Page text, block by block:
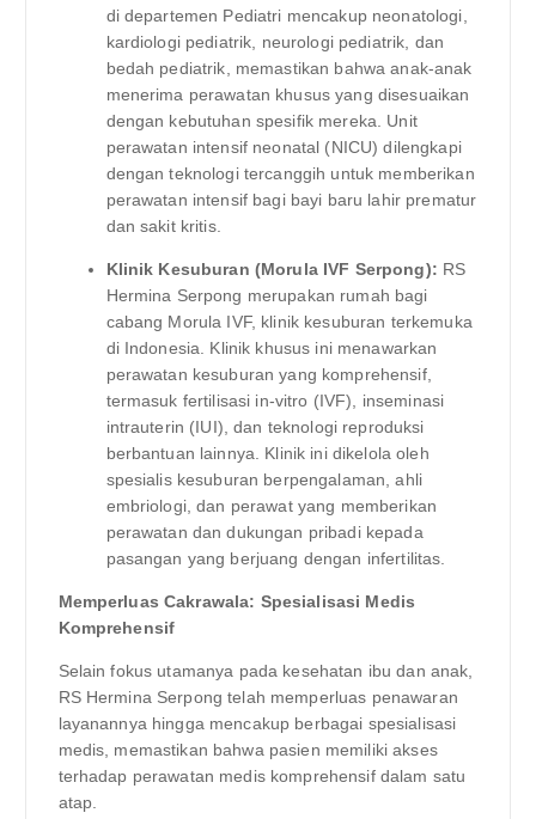
di departemen Pediatri mencakup neonatologi,
kardiologi pediatrik, neurologi pediatrik, dan
bedah pediatrik, memastikan bahwa anak-anak
menerima perawatan khusus yang disesuaikan
dengan kebutuhan spesifik mereka. Unit
perawatan intensif neonatal (NICU) dilengkapi
dengan teknologi tercanggih untuk memberikan
perawatan intensif bagi bayi baru lahir prematur
dan sakit kritis.
Klinik Kesuburan (Morula IVF Serpong): RS
Hermina Serpong merupakan rumah bagi
cabang Morula IVF, klinik kesuburan terkemuka
di Indonesia. Klinik khusus ini menawarkan
perawatan kesuburan yang komprehensif,
termasuk fertilisasi in-vitro (IVF), inseminasi
intrauterin (IUI), dan teknologi reproduksi
berbantuan lainnya. Klinik ini dikelola oleh
spesialis kesuburan berpengalaman, ahli
embriologi, dan perawat yang memberikan
perawatan dan dukungan pribadi kepada
pasangan yang berjuang dengan infertilitas.
Memperluas Cakrawala: Spesialisasi Medis
Komprehensif
Selain fokus utamanya pada kesehatan ibu dan anak,
RS Hermina Serpong telah memperluas penawaran
layanannya hingga mencakup berbagai spesialisasi
medis, memastikan bahwa pasien memiliki akses
terhadap perawatan medis komprehensif dalam satu
atap.